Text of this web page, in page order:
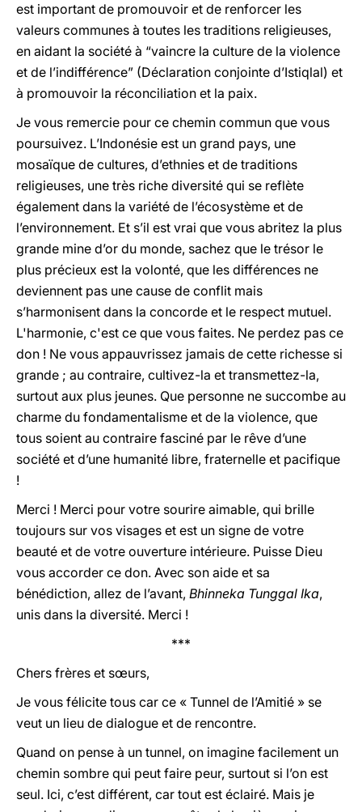
est important de promouvoir et de renforcer les
valeurs communes à toutes les traditions religieuses,
en aidant la société à “vaincre la culture de la violence
et de l’indifférence” (Déclaration conjointe d’Istiqlal) et
à promouvoir la réconciliation et la paix.
Je vous remercie pour ce chemin commun que vous
poursuivez. L’Indonésie est un grand pays, une
mosaïque de cultures, d’ethnies et de traditions
religieuses, une très riche diversité qui se reflète
également dans la variété de l’écosystème et de
l’environnement. Et s’il est vrai que vous abritez la plus
grande mine d’or du monde, sachez que le trésor le
plus précieux est la volonté, que les différences ne
deviennent pas une cause de conflit mais
s’harmonisent dans la concorde et le respect mutuel.
L'harmonie, c'est ce que vous faites. Ne perdez pas ce
don ! Ne vous appauvrissez jamais de cette richesse si
grande ; au contraire, cultivez-la et transmettez-la,
surtout aux plus jeunes. Que personne ne succombe au
charme du fondamentalisme et de la violence, que
tous soient au contraire fasciné par le rêve d’une
société et d’une humanité libre, fraternelle et pacifique
!
Merci ! Merci pour votre sourire aimable, qui brille
toujours sur vos visages et est un signe de votre
beauté et de votre ouverture intérieure. Puisse Dieu
vous accorder ce don. Avec son aide et sa
bénédiction, allez de l’avant, Bhinneka Tunggal Ika,
unis dans la diversité. Merci !
***
Chers frères et sœurs,
Je vous félicite tous car ce « Tunnel de l’Amitié » se
veut un lieu de dialogue et de rencontre.
Quand on pense à un tunnel, on imagine facilement un
chemin sombre qui peut faire peur, surtout si l’on est
seul. Ici, c’est différent, car tout est éclairé. Mais je